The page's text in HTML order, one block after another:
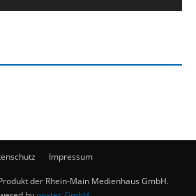
Impressum
der Rhein-Main Medienhaus GmbH.